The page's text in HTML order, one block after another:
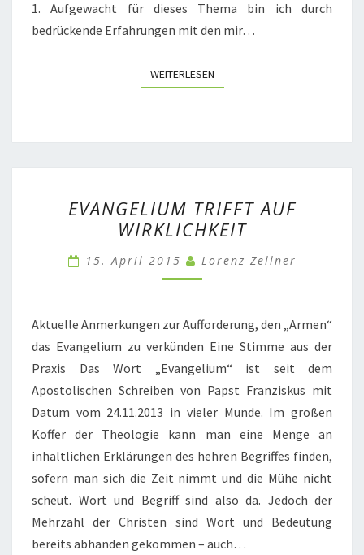
1. Aufgewacht für dieses Thema bin ich durch
bedrückende Erfahrungen mit den mir…
WEITERLESENWEITERLESEN
TRIFFT
AUF
WIRKLICHKEIT
EVANGELIUM TRIFFT AUF
WIRKLICHKEIT
15. April 2015 Lorenz Zellner
Aktuelle Anmerkungen zur Aufforderung, den „Armen“
das Evangelium zu verkünden Eine Stimme aus der
Praxis Das Wort „Evangelium“ ist seit dem
Apostolischen Schreiben von Papst Franziskus mit
Datum vom 24.11.2013 in vieler Munde. Im großen
Koffer der Theologie kann man eine Menge an
inhaltlichen Erklärungen des hehren Begriffes finden,
sofern man sich die Zeit nimmt und die Mühe nicht
scheut. Wort und Begriff sind also da. Jedoch der
Mehrzahl der Christen sind Wort und Bedeutung
bereits abhanden gekommen – auch…